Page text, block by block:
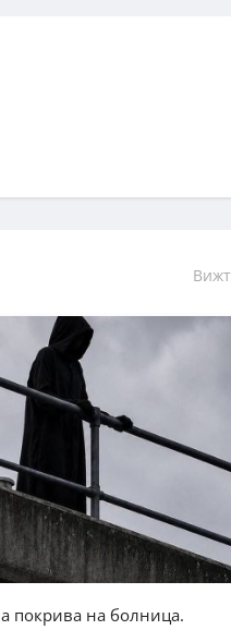
покрива на болница.